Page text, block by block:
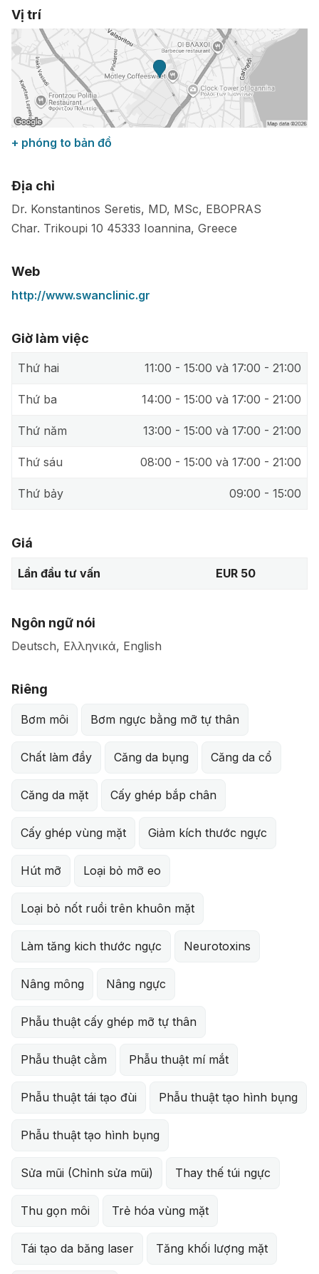
Vị trí
+ phóng to bản đồ
Địa chỉ
Dr. Konstantinos Seretis, MD, MSc, EBOPRAS
Char. Trikoupi 10 45333 Ioannina, Greece
Web
http://www.swanclinic.gr
Giờ làm việc
Thứ hai 11:00 - 15:00 và 17:00 - 21:00
Thứ ba 14:00 - 15:00 và 17:00 - 21:00
Thứ năm 13:00 - 15:00 và 17:00 - 21:00
Thứ sáu 08:00 - 15:00 và 17:00 - 21:00
Thứ bảy 09:00 - 15:00
Giá
Lần đầu tư vấn EUR 50
Ngôn ngữ nói
Deutsch, Ελληνικά, English
Riêng
Bơm môi Bơm ngực bằng mỡ tự thân
Chất làm đầy Căng da bụng Căng da cổ
Căng da mặt Cấy ghép bắp chân
Cấy ghép vùng mặt Giảm kích thước ngực
Hút mỡ Loại bỏ mỡ eo
Loại bỏ nốt ruồi trên khuôn mặt
Làm tăng kich thước ngực Neurotoxins
Nâng mông Nâng ngực
Phẫu thuật cấy ghép mỡ tự thân
Phẫu thuật cằm Phẫu thuật mí mắt
Phẫu thuật tái tạo đùi Phẫu thuật tạo hình bụng
Phẫu thuật tạo hình bụng
Sửa mũi (Chỉnh sửa mũi) Thay thế túi ngực
Thu gọn môi Trẻ hóa vùng mặt
Tái tạo da băng laser Tăng khối lượng mặt